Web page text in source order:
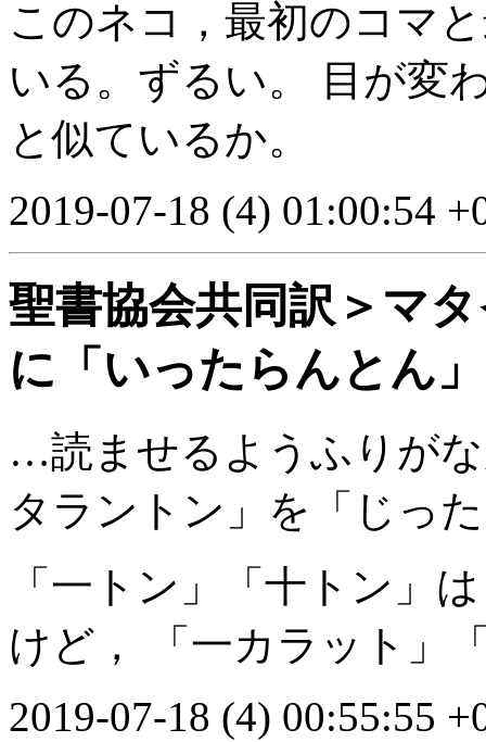
このネコ，最初のコマ
いる。ずるい。 目が変
と似ているか。
2019-07-18 (4) 01:00:54
聖書協会共同訳＞マ
に「いったらんとん
…読ませるようふりが
タラントン」を「じっ
「一トン」「十トン」
けど， 「一カラット」
2019-07-18 (4) 00:55:55